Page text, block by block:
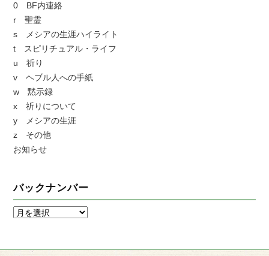
0 BF内連絡
r 聖霊
s メシアの生涯ハイライト
t スピリチュアル・ライフ
u 祈り
v ヘブル人への手紙
w 黙示録
x 祈りについて
y メシアの生涯
z その他
お知らせ
バックナンバー